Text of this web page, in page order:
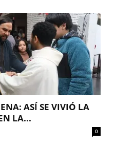
ASÍ SE VIVIÓ LA
LA...
0